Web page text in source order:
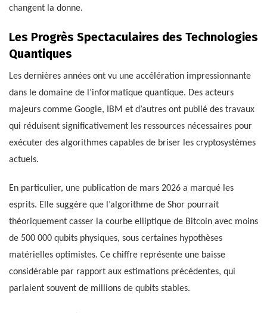
changent la donne.
Les Progrès Spectaculaires des Technologies
Quantiques
Les dernières années ont vu une accélération impressionnante
dans le domaine de l’informatique quantique. Des acteurs
majeurs comme Google, IBM et d’autres ont publié des travaux
qui réduisent significativement les ressources nécessaires pour
exécuter des algorithmes capables de briser les cryptosystèmes
actuels.
En particulier, une publication de mars 2026 a marqué les
esprits. Elle suggère que l’algorithme de Shor pourrait
théoriquement casser la courbe elliptique de Bitcoin avec moins
de 500 000 qubits physiques, sous certaines hypothèses
matérielles optimistes. Ce chiffre représente une baisse
considérable par rapport aux estimations précédentes, qui
parlaient souvent de millions de qubits stables.